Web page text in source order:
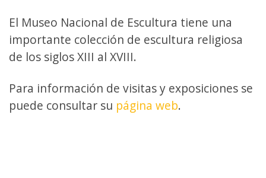
El Museo Nacional de Escultura tiene una
importante colección de escultura religiosa
de los siglos XIII al XVIII.
Para información de visitas y exposiciones se
puede consultar su página web.